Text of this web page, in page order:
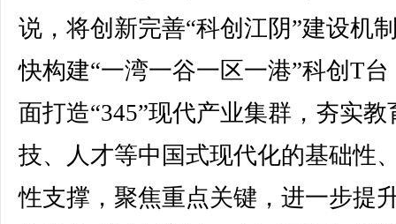
说，将创新完善“科创江阴”建设机
快构建“一湾一谷一区一港”科创T台
面打造“345”现代产业集群，夯实教
技、人才等中国式现代化的基础性
性支撑，聚焦重点关键，进一步提